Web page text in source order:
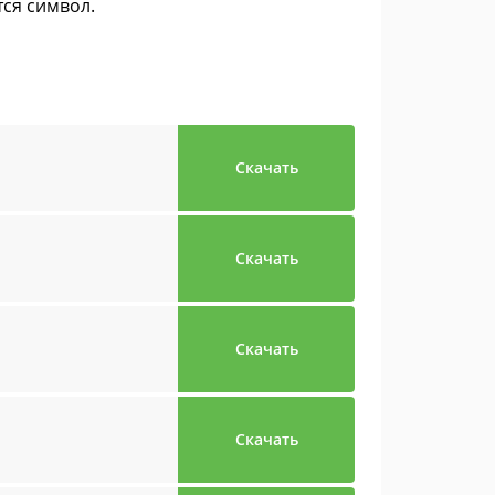
символ.
Скачать
Скачать
Скачать
Скачать